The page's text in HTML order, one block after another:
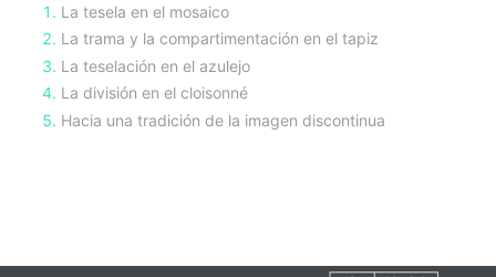
La tesela en el mosaico
La trama y la compartimentación en el tapiz
La teselación en el azulejo
La división en el cloisonné
Hacia una tradición de la imagen discontinua